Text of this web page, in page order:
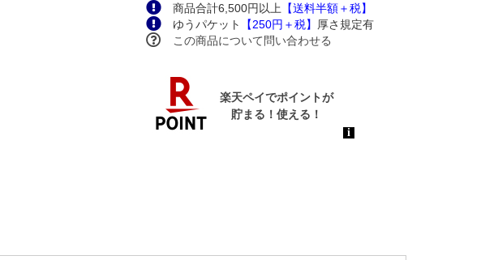
商品合計6,500円以上
【送料半額＋税】
ゆうパケット
【250円＋税】
厚さ規定有
この商品について問い合わせる